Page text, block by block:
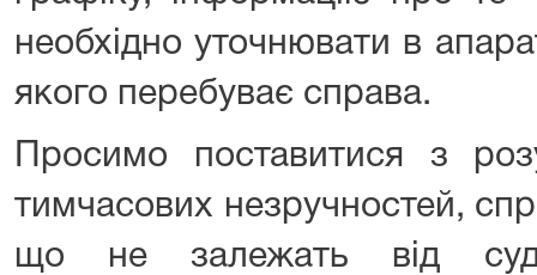
необхідно уточнювати в
якого перебуває справа.
Просимо поставитися з
тимчасових незручностей,
що не залежать від